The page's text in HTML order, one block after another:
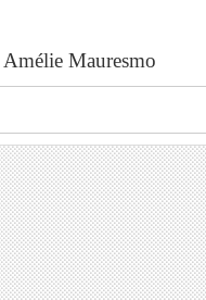
Amélie Mauresmo